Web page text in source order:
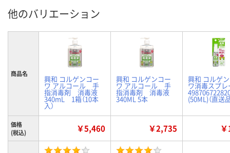
他のバリエーション
商品名
興和 コルゲンコー
ワ アルコール 手
指消毒剤 消毒液
340mL 1箱（10本
入）
興和 コルゲンコー
ワ アルコール 手
指消毒剤 消毒液
340ML 5本
興和 コルゲ
ワ消毒スプレ
(50ML)（直送
価格
(税込)
￥5,460 ￥2,735